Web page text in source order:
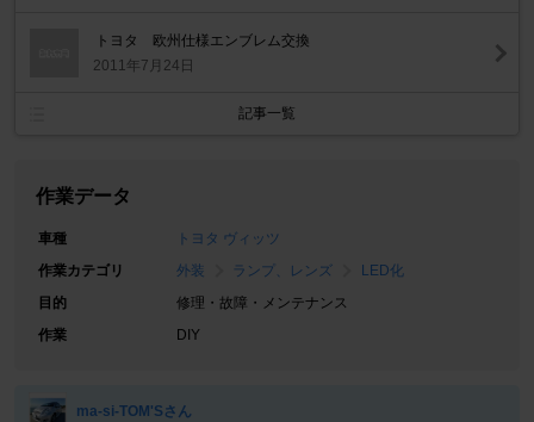
トヨタ 欧州仕様エンブレム交換
2011年7月24日
記事一覧
作業データ
車種
トヨタ ヴィッツ
作業カテゴリ
外装 ランプ、レンズ
LED化
目的
修理・故障・メンテナンス
作業
DIY
ma-si-TOM'Sさん